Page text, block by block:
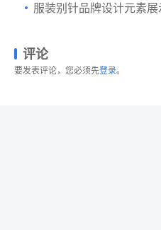
服装别针品牌设计元素展
评论
要发表评论，您必须先登录。